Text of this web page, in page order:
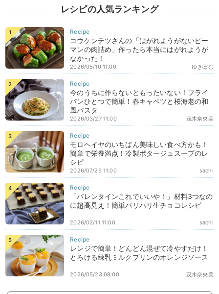
レシピの人気ランキング
コウケンテツさんの「はがれようがないピー
マンの肉詰め」作ったら本当にはがれようが
なかった！
ゆきぼむ
2026/05/10 11:00
今のうちに作らないともったいない！フライ
パンひとつで簡単！春キャベツと桜海老の和
風パスタ
茂木奈央美
2026/03/27 11:00
モロヘイヤのいちばん美味しい食べ方かも！
簡単で栄養満点！冷製ポタージュスープのレ
シピ
sachi
2026/07/29 11:00
「バレンタインこれでいいや！」材料3つなの
に超高見え！簡単パリパリ生チョコレシピ
sachi
2026/02/11 11:00
レンジで簡単！どんどん混ぜて冷やすだけ！
とろける練乳ミルクプリンのオレンジソース
茂木奈央美
2026/05/23 08:00